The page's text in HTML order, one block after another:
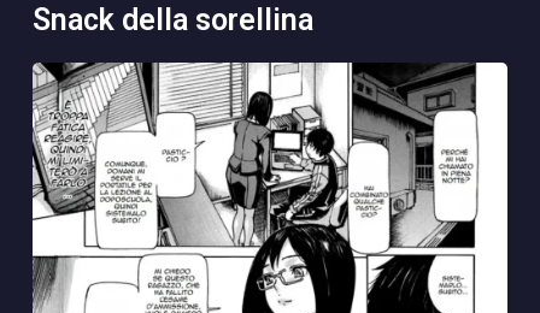
snack della sorellina